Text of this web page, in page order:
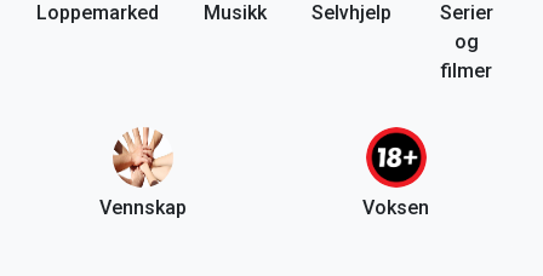
Loppemarked Musikk Selvhjelp
Serier
og
filmer
Vennskap Voksen